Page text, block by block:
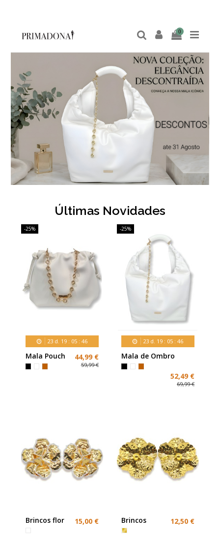
0
Últimas Novidades
-25%
23d. 19: 05: 45
Mala Pouch
Franzida
com
44,99 €
59,99 €
-25%
23 d. 19 : 05 :45
Mala de Ombro
Arredondada
52,49 €
69,99 €
Brincos flor
grandes
dourados e
15,00 €
Brincos
grandes
dourados e
12,50 €